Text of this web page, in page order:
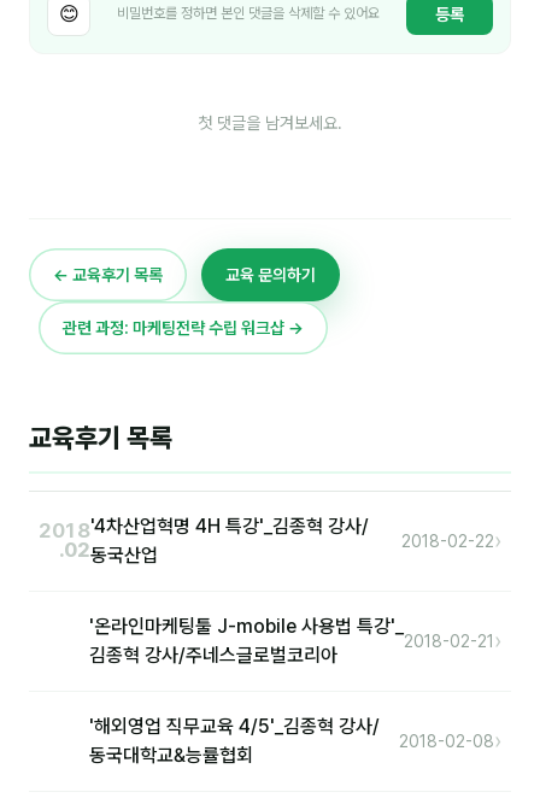
박혜랑
이미루
이옥겸
임아라
정일영
😊 비밀번호를 정하면 본인 댓글을 삭제할 수 있어요 등록
첫 댓글을 남겨보세요.
← 교육후기 목록 교육 문의하기
관련 과정: 마케팅전략 수립 워크샵 →
교육후기 목록
2018
.02
'4차산업혁명 4H 특강'_김종혁 강사/
동국산업
2018-02-22›
'온라인마케팅툴 J-mobile 사용법 특강'_
김종혁 강사/주네스글로벌코리아
2018-02-21 ›
'해외영업 직무교육 4/5'_김종혁 강사/
동국대학교&능률협회
2018-02-08›